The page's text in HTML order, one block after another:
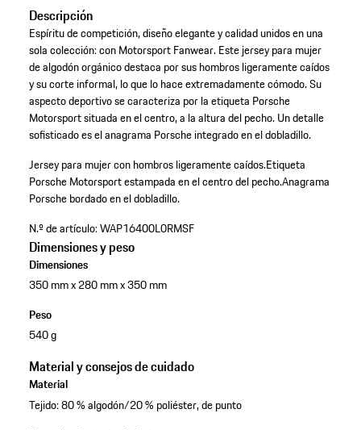
Descripción
Espíritu de competición, diseño elegante y calidad unidos en una
sola colección: con Motorsport Fanwear. Este jersey para mujer
de algodón orgánico destaca por sus hombros ligeramente caídos
y su corte informal, lo que lo hace extremadamente cómodo. Su
aspecto deportivo se caracteriza por la etiqueta Porsche
Motorsport situada en el centro, a la altura del pecho. Un detalle
sofisticado es el anagrama Porsche integrado en el dobladillo.
Jersey para mujer con hombros ligeramente caídos.Etiqueta
Porsche Motorsport estampada en el centro del pecho.Anagrama
Porsche bordado en el dobladillo.
N.º de artículo:WAP16400L0RMSF
Dimensiones y peso
Dimensiones
350 mm x 280 mm x 350 mm
Peso
540 g
Material y consejos de cuidado
Material
Tejido: 80 % algodón/20 % poliéster, de punto